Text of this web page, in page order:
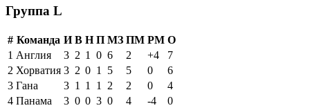
Группа L
# Команда И В Н П МЗ ПМ РМ О
1 Англия 3 2 1 0 6 2 +4
7
2 Хорватия 3 2 0 1 5 5 0
6
3 Гана 3 1 1 1 2 2 0
4
4 Панама 3 0 0 3 0 4 -4
0